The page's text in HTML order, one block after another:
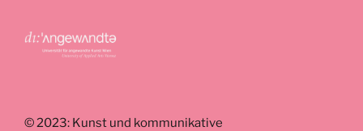
© 2023: Kunst und kommunikative